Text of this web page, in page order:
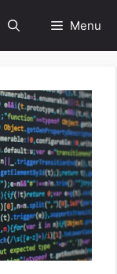
Menu